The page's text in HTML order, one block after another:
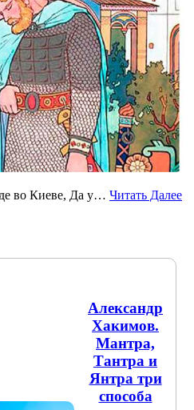
во Киеве, Да у… Читать Далее
Александр
Хакимов.
Мантра,
Тантра и
Янтра три
способа